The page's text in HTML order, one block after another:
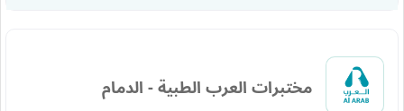
مختبرات العرب الطبية - الدمام